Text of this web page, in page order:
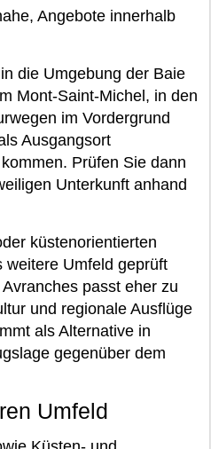
Angebote innerhalb
die Umgebung der Baie
Mont-Saint-Michel, in den
im Vordergrund
Ausgangsort
Prüfen Sie dann
Unterkunft anhand
küstenorientierten
weitere Umfeld geprüft
passt eher zu
und regionale Ausflüge
als Alternative in
gegenüber dem
Umfeld